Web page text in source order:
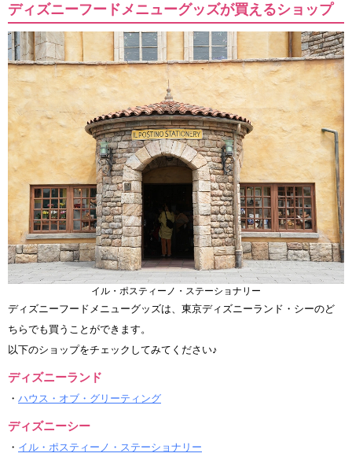
ディズニーフードメニューグッズが買えるショップ
イル・ポスティーノ・ステーショナリー
ディズニーフードメニューグッズは、東京ディズニーランド・シーのど
ちらでも買うことができます。
以下のショップをチェックしてみてください♪
ディズニーランド
・ ハウス・オブ・グリーティング
ディズニーシー
・ イル・ポスティーノ・ステーショナリー